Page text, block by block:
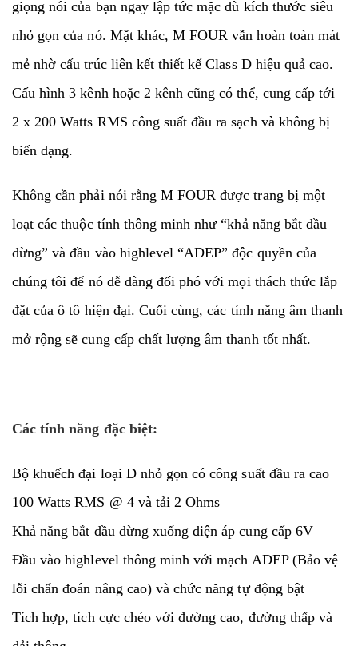
giọng nói của bạn ngay lập tức mặc dù kích thước siêu
nhỏ gọn của nó. Mặt khác, M FOUR vẫn hoàn toàn mát
mẻ nhờ cấu trúc liên kết thiết kế Class D hiệu quả cao.
Cấu hình 3 kênh hoặc 2 kênh cũng có thể, cung cấp tới
2 x 200 Watts RMS công suất đầu ra sạch và không bị
biến dạng.
Không cần phải nói rằng M FOUR được trang bị một
loạt các thuộc tính thông minh như “khả năng bắt đầu
dừng” và đầu vào highlevel “ADEP” độc quyền của
chúng tôi để nó dễ dàng đối phó với mọi thách thức lắp
đặt của ô tô hiện đại. Cuối cùng, các tính năng âm thanh
mở rộng sẽ cung cấp chất lượng âm thanh tốt nhất.
Các tính năng đặc biệt:
Bộ khuếch đại loại D nhỏ gọn có công suất đầu ra cao
100 Watts RMS @ 4 và tải 2 Ohms
Khả năng bắt đầu dừng xuống điện áp cung cấp 6V
Đầu vào highlevel thông minh với mạch ADEP (Bảo vệ
lỗi chẩn đoán nâng cao) và chức năng tự động bật
Tích hợp, tích cực chéo với đường cao, đường thấp và